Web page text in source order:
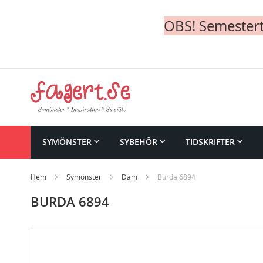
OBS!
Content
SYMÖNSTER SYBEHÖR TIDSKRIFTER
Hem Symönster Dam Burda 6894
BURDA 6894